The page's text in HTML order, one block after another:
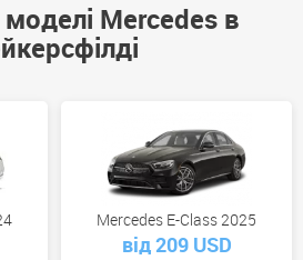
Mercedes в
Mercedes E-Class 2025
від 209 USD